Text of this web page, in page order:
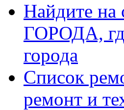
Найдите
ГОРОДА,
города
Список
ремонт и